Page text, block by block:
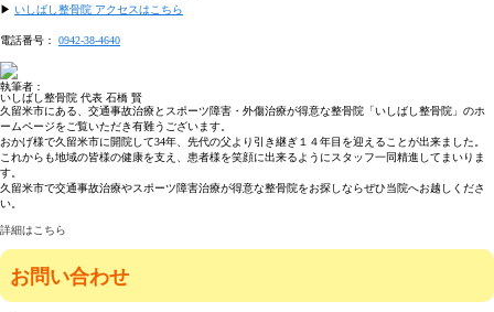
▶ いしばし整骨院 アクセスはこちら
電話番号： 0942-38-4640
執筆者：
いしばし整骨院 代表 石橋 賢
久留米市にある、交通事故治療とスポーツ障害・外傷治療が得意な整骨院「いしばし整骨院」のホ
ームページをご覧いただき有難うございます。
おかげ様で久留米市に開院して34年、先代の父より引き継ぎ１４年目を迎えることが出来ました。
これからも地域の皆様の健康を支え、患者様を笑顔に出来るようにスタッフ一同精進してまいりま
す。
久留米市で交通事故治療やスポーツ障害治療が得意な整骨院をお探しならぜひ当院へお越しくださ
い。
詳細はこちら
お問い合わせ